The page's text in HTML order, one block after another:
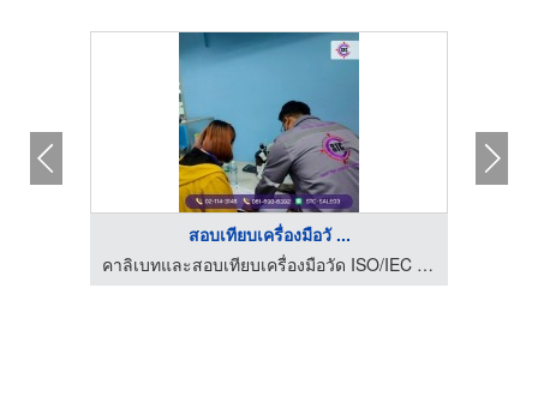
สอบเทียบเครื่องมือวั ...
คาลิเบทและสอบเทียบเครื่องมือวัด ISO/IEC 17025 - STC